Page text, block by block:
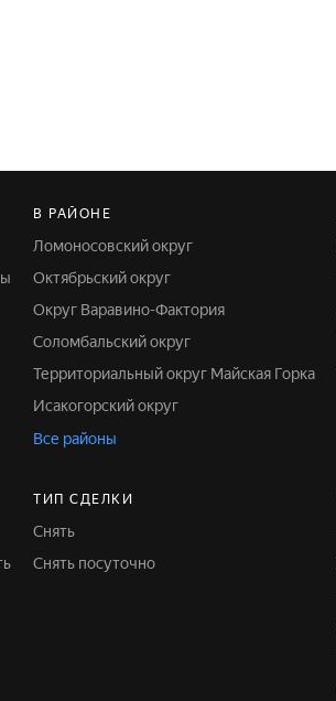
В РАЙОНЕ
Ломоносовский округ
Октябрьский округ
Округ Варавино-Фактория
Соломбальский округ
Территориальный округ Майская Горка
Исакогорский округ
Все районы
ТИП СДЕЛКИ
Снять
Снять посуточно